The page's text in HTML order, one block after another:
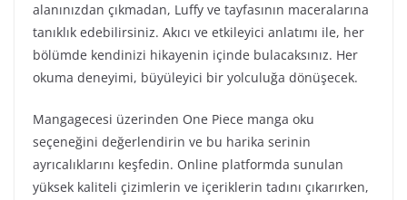
alanınızdan çıkmadan, Luffy ve tayfasının maceralarına
tanıklık edebilirsiniz. Akıcı ve etkileyici anlatımı ile, her
bölümde kendinizi hikayenin içinde bulacaksınız. Her
okuma deneyimi, büyüleyici bir yolculuğa dönüşecek.
Mangagecesi üzerinden One Piece manga oku
seçeneğini değerlendirin ve bu harika serinin
ayrıcalıklarını keşfedin. Online platformda sunulan
yüksek kaliteli çizimlerin ve içeriklerin tadını çıkarırken,